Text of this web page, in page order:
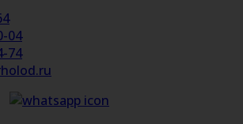
04
74